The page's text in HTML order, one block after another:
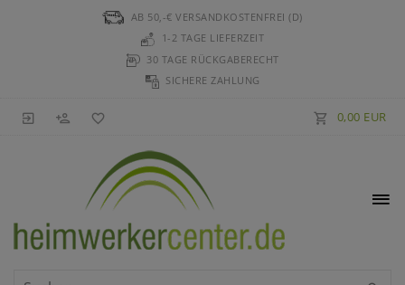
AB 50,-€ VERSANDKOSTENFREI (D)
1-2 TAGE LIEFERZEIT
30 TAGE RÜCKGABERECHT
SICHERE ZAHLUNG
0,00 EUR